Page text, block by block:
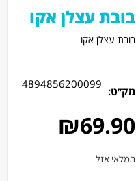
בובת עצלן אקו
בובת עצלן אקו
מק׳׳ט:
4894856200099
₪69.90
המלאי אזל